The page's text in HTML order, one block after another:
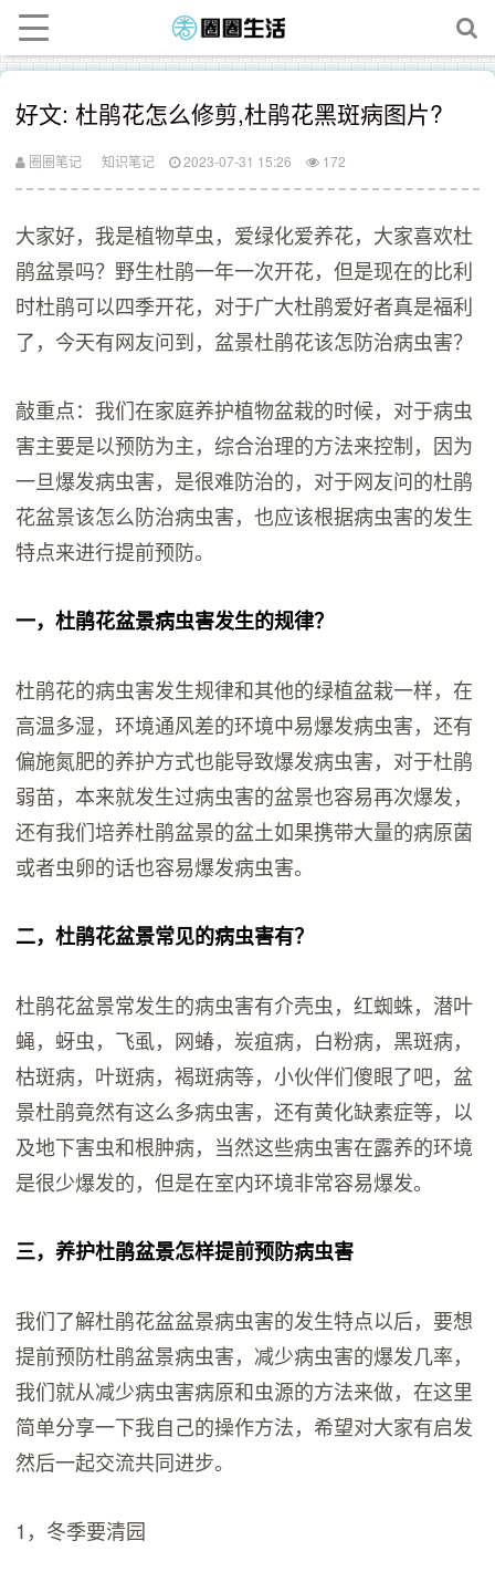
好文: 杜鹃花怎么修剪,杜鹃花黑斑病图片?
圈圈笔记 知识笔记 2023-07-31 15:26 172
大家好，我是植物草虫，爱绿化爱养花，大家喜欢杜
鹃盆景吗？野生杜鹃一年一次开花，但是现在的比利
时杜鹃可以四季开花，对于广大杜鹃爱好者真是福利
了，今天有网友问到，盆景杜鹃花该怎防治病虫害？
敲重点：我们在家庭养护植物盆栽的时候，对于病虫
害主要是以预防为主，综合治理的方法来控制，因为
一旦爆发病虫害，是很难防治的，对于网友问的杜鹃
花盆景该怎么防治病虫害，也应该根据病虫害的发生
特点来进行提前预防。
一，杜鹃花盆景病虫害发生的规律？
杜鹃花的病虫害发生规律和其他的绿植盆栽一样，在
高温多湿，环境通风差的环境中易爆发病虫害，还有
偏施氮肥的养护方式也能导致爆发病虫害，对于杜鹃
弱苗，本来就发生过病虫害的盆景也容易再次爆发，
还有我们培养杜鹃盆景的盆土如果携带大量的病原菌
或者虫卵的话也容易爆发病虫害。
二，杜鹃花盆景常见的病虫害有？
杜鹃花盆景常发生的病虫害有介壳虫，红蜘蛛，潜叶
蝇，蚜虫，飞虱，网蝽，炭疽病，白粉病，黑斑病，
枯斑病，叶斑病，褐斑病等，小伙伴们傻眼了吧，盆
景杜鹃竟然有这么多病虫害，还有黄化缺素症等，以
及地下害虫和根肿病，当然这些病虫害在露养的环境
是很少爆发的，但是在室内环境非常容易爆发。
三，养护杜鹃盆景怎样提前预防病虫害
我们了解杜鹃花盆盆景病虫害的发生特点以后，要想
提前预防杜鹃盆景病虫害，减少病虫害的爆发几率，
我们就从减少病虫害病原和虫源的方法来做，在这里
简单分享一下我自己的操作方法，希望对大家有启发
然后一起交流共同进步。
1，冬季要清园